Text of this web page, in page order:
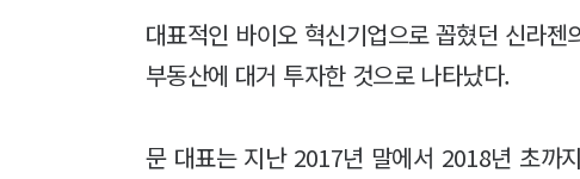
대표적인 바이오 혁신기업으로 꼽혔던 신라
부동산에 대거 투자한 것으로 나타났다.
문 대표는 지난 2017년 말에서 2018년 초까